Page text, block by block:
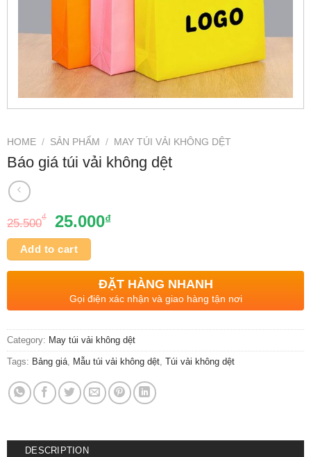
HOME / SẢN PHẨM / MAY TÚI VẢI KHÔNG DỆT
Báo giá túi vải không dệt
25.500₫ 25.000₫
Add to cart
ĐẶT HÀNG NHANH
Gọi điện xác nhận và giao hàng tận nơi
Category: May túi vải không dệt
Tags: Bảng giá, Mẫu túi vải không dệt, Túi vải không dệt
DESCRIPTION